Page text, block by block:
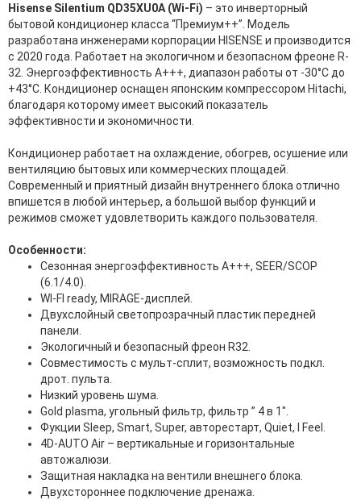
Hisense Silentium QD35XU0A (Wi-Fi) – это инверторный
бытовой кондиционер класса “Премиум++”. Модель
разработана инженерами корпорации HISENSE и производится
с 2020 года. Работает на экологичном и безопасном фреоне R-
32. Энергоэффективность А+++, диапазон работы от -30°С до
+43°С. Кондиционер оснащен японским компрессором Hitachi,
благодаря которому имеет высокий показатель
эффективности и экономичности.
Кондиционер работает на охлаждение, обогрев, осушение или
вентиляцию бытовых или коммерческих площадей.
Современный и приятный дизайн внутреннего блока отлично
впишется в любой интерьер, а большой выбор функций и
режимов сможет удовлетворить каждого пользователя.
Особенности:
Сезонная энергоэффективность A+++, SEER/SCOP
(6.1/4.0).
WI-FI ready, MIRAGE-дисплей.
Двухслойный светопрозрачный пластик передней
панели.
Экологичный и безопасный фреон R32.
Совместимость с мульт-сплит, возможность подкл.
дрот. пульта.
Низкий уровень шума.
Gold plasma, угольный фильтр, фильтр ” 4 в 1″.
Фукции Sleep, Smart, Super, авторестарт, Quiet, I Feel.
4D-AUTO Air – вертикальные и горизонтальные
автожалюзи.
Защитная накладка на вентили внешнего блока.
Двухстороннее подключение дренажа.